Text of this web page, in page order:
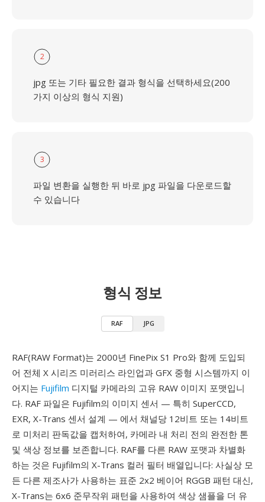
2
jpg 또는 기타 필요한 결과 형식을 선택하세요(200
가지 이상의 형식 지원)
3
파일 변환을 실행한 뒤 바로 jpg 파일을 다운로드할
수 있습니다
형식 정보
RAF JPG
RAF(RAW Format)는 2000년 FinePix S1 Pro와 함께 도입되
어 전체 X 시리즈 미러리스 라인업과 GFX 중형 시스템까지 이
어지는 Fujifilm 디지털 카메라의 고유 RAW 이미지 포맷입니
다. RAF 파일은 Fujifilm의 이미지 센서 — 특히 SuperCCD,
EXR, X-Trans 센서 설계 — 에서 채널당 12비트 또는 14비트
로 미처리 판독값을 캡처하여, 카메라 내 처리 전의 완전한 톤
및 색상 정보를 보존합니다. RAF를 다른 RAW 포맷과 차별화
하는 것은 Fujifilm의 X-Trans 컬러 필터 배열입니다: 사실상 모
든 다른 제조사가 사용하는 표준 2x2 베이어 RGGB 패턴 대신,
X-Trans는 6x6 준무작위 패턴을 사용하여 색상 샘플을 더 유